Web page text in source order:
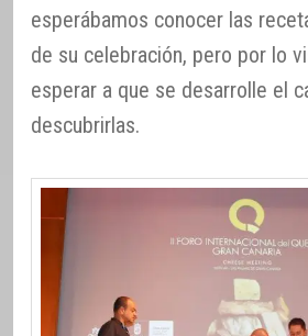
esperábamos conocer las
de su celebración, pero por lo
esperar a que se desarrolle el
descubrirlas.